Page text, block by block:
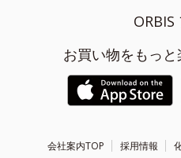
ORBIS
お買い物をもっと
会社案内TOP 採用情報